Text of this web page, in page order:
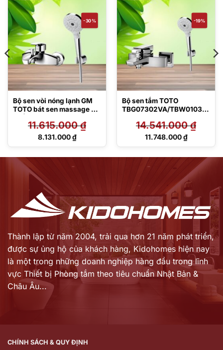
-30%
Bộ sen vòi nóng lạnh GM
TOTO bát sen massage 3
TBG09302VA/TBW01035
11.615.000₫
Giá
8.131.000₫
Giá
-19%
Bộ sen tắm TOTO
TBG07302VA/TBW01035
14.541.000₫
Giá
14.541.000 ₫.
11.748.000₫
Giá
11.748.000 ₫.
Thành lập từ năm 2004, trải qua hơn 21 năm phát triển,
được sự ủng hộ của khách hàng, Kidohomes hiện nay
là một trong những doanh nghiệp hàng đầu trong lĩnh
vực Thiết bị Phòng tắm theo tiêu chuẩn Nhật Bản &
Châu Âu...
CHÍNH SÁCH & QUY ĐỊNH